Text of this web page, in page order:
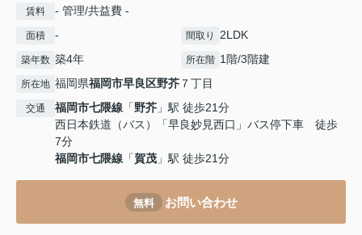
賃料 - 管理/共益費 -
面積 - 間取り 2LDK
築年数 築4年 所在階 1階/3階建
所在地 福岡県福岡市早良区野芥 ７丁目
交通 福岡市七隈線 「野芥 」駅 徒歩21分
西日本鉄道（バス）「早良妙見西口」バス停下車 徒歩
7分
福岡市七隈線 「賀茂 」駅 徒歩21分
無料 お問い合わせ